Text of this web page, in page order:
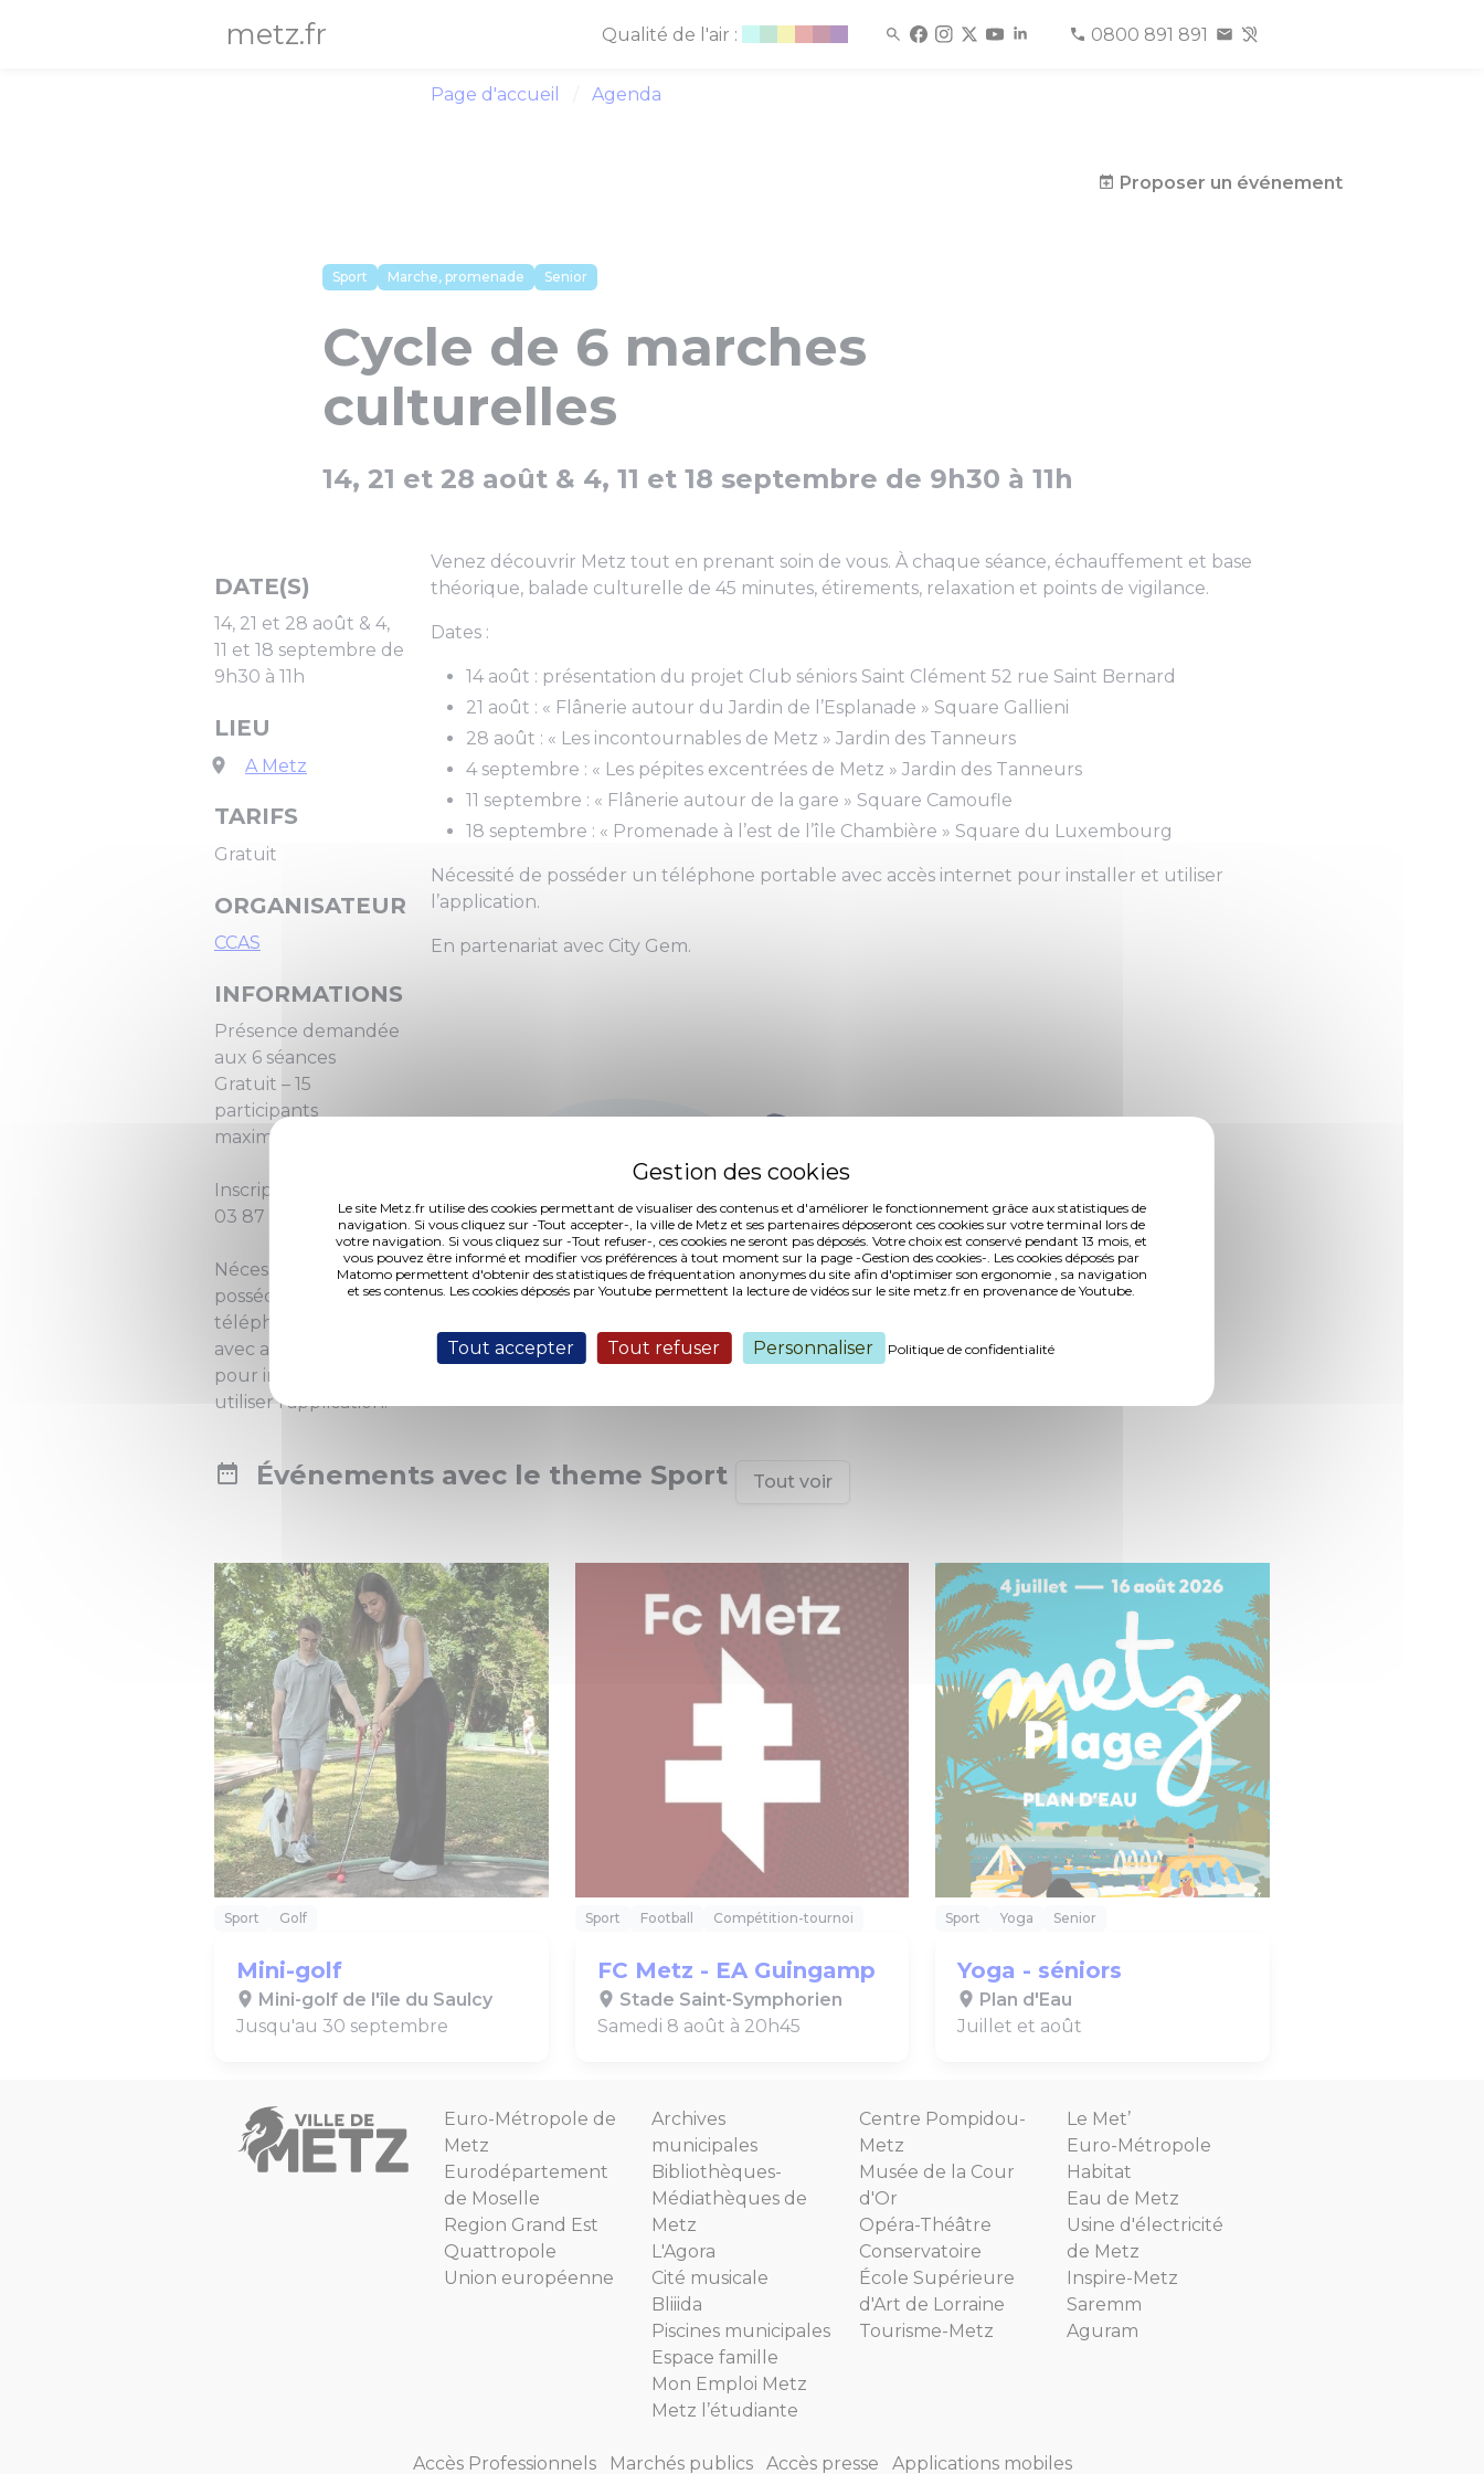
Le site Metz.fr utilise des cookies permettant de visualiser des contenus et d'améliorer le fonctionnement grâce aux statistiques de
navigation. Si vous cliquez sur -Tout accepter-, la ville de Metz et ses partenaires déposeront ces cookies sur votre terminal lors de
votre navigation. Si vous cliquez sur -Tout refuser-, ces cookies ne seront pas déposés. Votre choix est conservé pendant 13 mois, et
vous pouvez être informé et modifier vos préférences à tout moment sur la page -Gestion des cookies-. Les cookies déposés par
Matomo permettent d'obtenir des statistiques de fréquentation anonymes du site afin d'optimiser son ergonomie , sa navigation
et ses contenus. Les cookies déposés par Youtube permettent la lecture de vidéos sur le site metz.fr en provenance de Youtube.
Tout accepter Tout refuser Personnaliser Politique de confidentialité
metz.fr Qualité de l'air : 0800 891 891
Page d'accueil Agenda
Proposer un événement
Sport Marche, promenade Senior
Cycle de 6 marches
culturelles
14, 21 et 28 août & 4, 11 et 18 septembre de 9h30 à 11h
DATE(S)
14, 21 et 28 août & 4,
11 et 18 septembre de
9h30 à 11h
LIEU
A Metz
TARIFS
Gratuit
ORGANISATEUR
CCAS
INFORMATIONS
Présence demandée
aux 6 séances
Gratuit – 15
participants
maximum
Inscription :
03 87 55 56 63
Nécessité de
posséder un
téléphone portable
avec accès internet
pour installer et
utiliser l’application.
Venez découvrir Metz tout en prenant soin de vous. À chaque séance, échauffement et base
théorique, balade culturelle de 45 minutes, étirements, relaxation et points de vigilance.
Dates :
14 août : présentation du projet Club séniors Saint Clément 52 rue Saint Bernard
21 août : « Flânerie autour du Jardin de l’Esplanade » Square Gallieni
28 août : « Les incontournables de Metz » Jardin des Tanneurs
4 septembre : « Les pépites excentrées de Metz » Jardin des Tanneurs
11 septembre : « Flânerie autour de la gare » Square Camoufle
18 septembre : « Promenade à l’est de l’île Chambière » Square du Luxembourg
Nécessité de posséder un téléphone portable avec accès internet pour installer et utiliser
l’application.
En partenariat avec City Gem.
Événements avec le theme Sport Tout voir
Sport Golf
Mini-golf
Mini-golf de l'île du Saulcy
Jusqu'au 30 septembre
Sport Football Compétition-tournoi
FC Metz - EA Guingamp
Stade Saint-Symphorien
Samedi 8 août à 20h45
Sport Yoga Senior
Yoga - séniors
Plan d'Eau
Juillet et août
Euro-Métropole de
Metz
Eurodépartement
de Moselle
Region Grand Est
Quattropole
Union européenne
Archives
municipales
Bibliothèques-
Médiathèques de
Metz
L'Agora
Cité musicale
Bliiida
Piscines municipales
Espace famille
Mon Emploi Metz
Metz l’étudiante
Centre Pompidou-
Metz
Musée de la Cour
d'Or
Opéra-Théâtre
Conservatoire
École Supérieure
d'Art de Lorraine
Tourisme-Metz
Le Met’
Euro-Métropole
Habitat
Eau de Metz
Usine d'électricité
de Metz
Inspire-Metz
Saremm
Aguram
Accès Professionnels Marchés publics Accès presse Applications mobiles